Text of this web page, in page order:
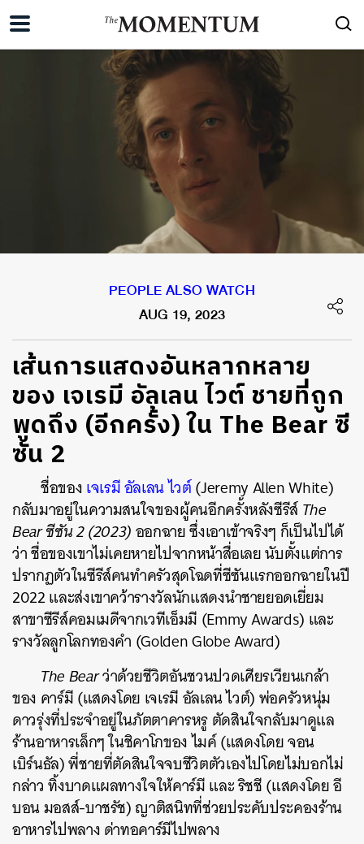
PEOPLE ALSO WATCH
AUG 19, 2023
เส้นการแสดงอันหลากหลาย
ของ เจเรมี อัลเลน ไวต์ ชายที่ถูก
พูดถึง (อีกครั้ง) ใน The Bear ซี
ซัน 2
ชื่อของเจเรมี อัลเลน ไวต์(Jeremy Allen White)
กลับมาอยู่ในความสนใจของผู้คนอีกครั้งหลังซีรีส์The
Bear ซีซัน 2 (2023)ออกฉาย ซึ่งเอาเข้าจริงๆ ก็เป็นไปได้
ว่า ชื่อของเขาไม่เคยหายไปจากหน้าสื่อเลย นับตั้งแต่การ
ปรากฏตัวในซีรีส์คนทำครัวสุดโฉดที่ซีซันแรกออกฉายในปี
2022 และส่งเขาคว้ารางวัลนักแสดงนำชายยอดเยี่ยม
สาขาซีรีส์คอมเมดีจากเวทีเอ็มมี (Emmy Awards) และ
รางวัลลูกโลกทองคำ (Golden Globe Award)
The Bearว่าด้วยชีวิตอันชวนปวดเศียรเวียนเกล้า
ของ คาร์มี (แสดงโดย เจเรมี อัลเลน ไวต์) พ่อครัวหนุ่ม
ดาวรุ่งที่ประจำอยู่ในภัตตาคารหรู ตัดสินใจกลับมาดูแล
ร้านอาหารเล็กๆ ในชิคาโกของ ไมค์ (แสดงโดย จอน
เบิร์นธัล) พี่ชายที่ตัดสินใจจบชีวิตตัวเองไปโดยไม่บอกไม่
กล่าว ทิ้งบาดแผลทางใจให้คาร์มี และ ริชชี (แสดงโดย อี
บอน มอสส์-บาชรัช) ญาติสนิทที่ช่วยประคับประคองร้าน
อาหารไปพลาง ด่าทอคาร์มีไปพลาง